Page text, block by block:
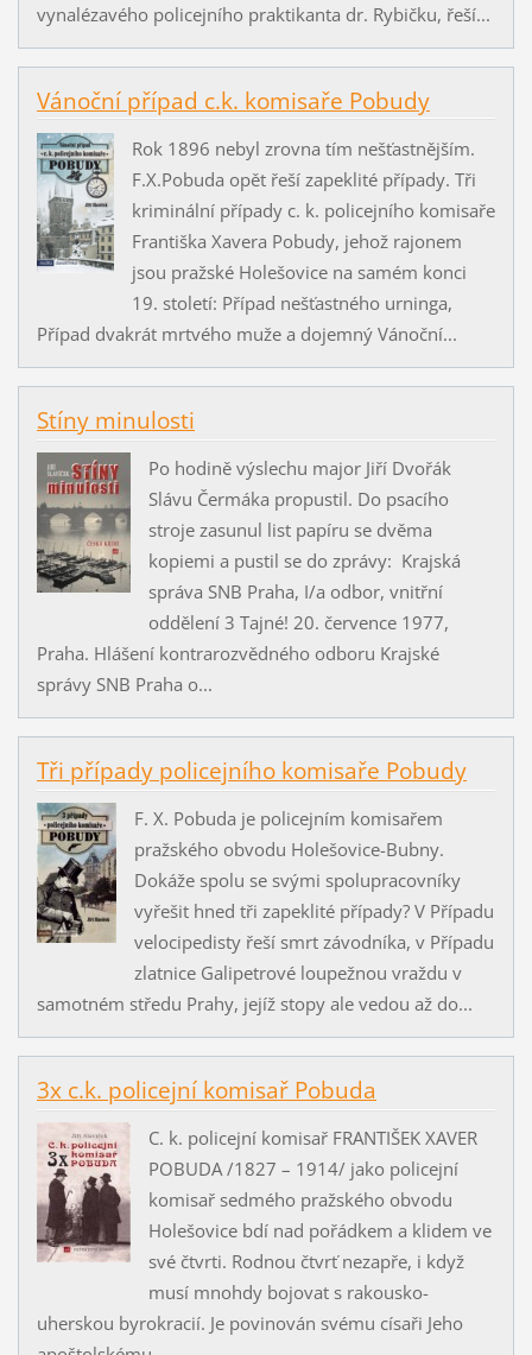
vynalézavého policejního praktikanta dr. Rybičku, řeší...
Vánoční případ c.k. komisaře Pobudy
Rok 1896 nebyl zrovna tím nešťastnějším.
F.X.Pobuda opět řeší zapeklité případy. Tři
kriminální případy c. k. policejního komisaře
Františka Xavera Pobudy, jehož rajonem
jsou pražské Holešovice na samém konci
19. století: Případ nešťastného urninga,
Případ dvakrát mrtvého muže a dojemný Vánoční...
Stíny minulosti
Po hodině výslechu major Jiří Dvořák
Slávu Čermáka propustil. Do psacího
stroje zasunul list papíru se dvěma
kopiemi a pustil se do zprávy: Krajská
správa SNB Praha, I/a odbor, vnitřní
oddělení 3 Tajné! 20. července 1977,
Praha. Hlášení kontrarozvědného odboru Krajské
správy SNB Praha o...
Tři případy policejního komisaře Pobudy
F. X. Pobuda je policejním komisařem
pražského obvodu Holešovice-Bubny.
Dokáže spolu se svými spolupracovníky
vyřešit hned tři zapeklité případy? V Případu
velocipedisty řeší smrt závodníka, v Případu
zlatnice Galipetrové loupežnou vraždu v
samotném středu Prahy, jejíž stopy ale vedou až do...
3x c.k. policejní komisař Pobuda
C. k. policejní komisař FRANTIŠEK XAVER
POBUDA /1827 – 1914/ jako policejní
komisař sedmého pražského obvodu
Holešovice bdí nad pořádkem a klidem ve
své čtvrti. Rodnou čtvrť nezapře, i když
musí mnohdy bojovat s rakousko-
uherskou byrokracií. Je povinován svému císaři Jeho